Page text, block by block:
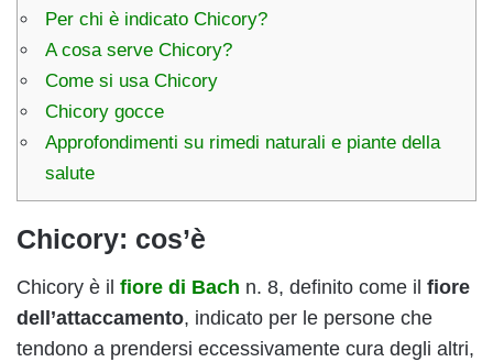
Per chi è indicato Chicory?
A cosa serve Chicory?
Come si usa Chicory
Chicory gocce
Approfondimenti su rimedi naturali e piante della
salute
Chicory: cos’è
Chicory è il fiore di Bach n. 8, definito come il fiore
dell’attaccamento, indicato per le persone che
tendono a prendersi eccessivamente cura degli altri,